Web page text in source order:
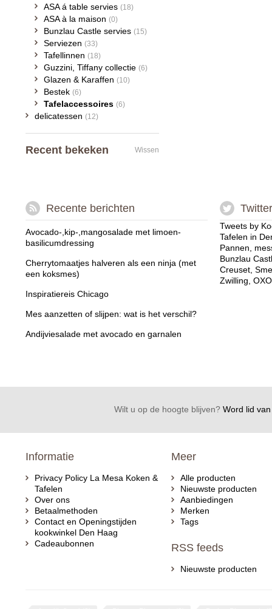
ASA á table servies (18)
ASA à la maison (0)
Bunzlau Castle servies (15)
Serviezen (33)
Tafellinnen (18)
Guzzini, Tiffany collectie (6)
Glazen & Karaffen (10)
Bestek (6)
Tafelaccessoires (6)
delicatessen (12)
Recent bekeken Wissen
Recente berichten
Avocado-,kip-,mangosalade met limoen-
basilicumdressing
Cherrytomaatjes halveren als een ninja (met
een koksmes)
Inspiratiereis Chicago
Mes aanzetten of slijpen: wat is het verschil?
Andijviesalade met avocado en garnalen
Twitter
Tweets by
Tafelen in
Pannen,
Bunzlau
Creuset,
Zwilling,
Wilt u op de hoogte blijven?Word lid van
Informatie
Privacy Policy La Mesa Koken &
Tafelen
Over ons
Betaalmethoden
Contact en Openingstijden
kookwinkel Den Haag
Cadeaubonnen
Meer
Alle producten
Nieuwste producten
Aanbiedingen
Merken
Tags
RSS feeds
Nieuwste producten